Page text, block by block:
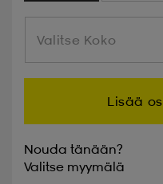
Valitse Koko
Valitse Koko
Lisää
Nouda tänään?
Valitse myymälä